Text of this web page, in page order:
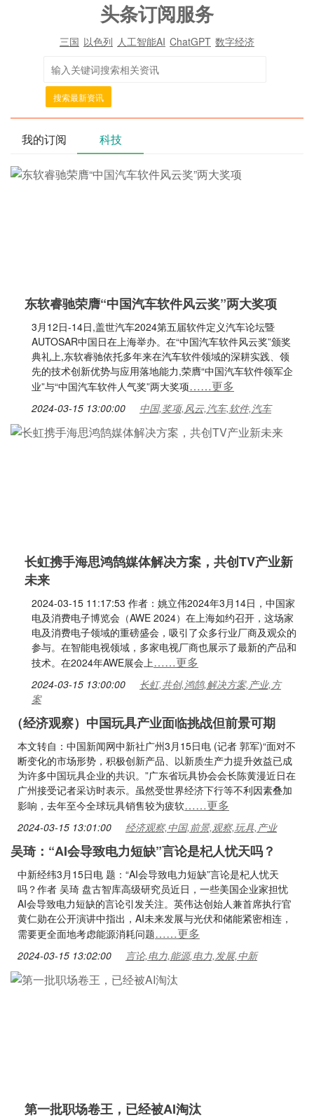
头条订阅服务
三国 以色列 人工智能AI ChatGPT 数字经济
搜索最新资讯
我的订阅 科技
东软睿驰荣膺“中国汽车软件风云奖”两大奖项
3月12日-14日,盖世汽车2024第五届软件定义汽车论坛暨
AUTOSAR中国日在上海举办。在“中国汽车软件风云奖”颁奖
典礼上,东软睿驰依托多年来在汽车软件领域的深耕实践、领
先的技术创新优势与应用落地能力,荣膺“中国汽车软件领军企
业”与“中国汽车软件人气奖”两大奖项……更多
2024-03-15 13:00:00 中国,奖项,风云,汽车,软件,汽车
长虹携手海思鸿鹄媒体解决方案，共创TV产业新
未来
2024-03-15 11:17:53 作者：姚立伟2024年3月14日，中国家
电及消费电子博览会（AWE 2024）在上海如约召开，这场家
电及消费电子领域的重磅盛会，吸引了众多行业厂商及观众的
参与。在智能电视领域，多家电视厂商也展示了最新的产品和
技术。在2024年AWE展会上……更多
2024-03-15 13:00:00
长虹,共创,鸿鹄,解决方案,产业,方
案
（经济观察）中国玩具产业面临挑战但前景可期
本文转自：中国新闻网中新社广州3月15日电 (记者 郭军)“面对不
断变化的市场形势，积极创新产品、以新质生产力提升效益已成
为许多中国玩具企业的共识。”广东省玩具协会会长陈黄漫近日在
广州接受记者采访时表示。虽然受世界经济下行等不利因素叠加
影响，去年至今全球玩具销售较为疲软……更多
2024-03-15 13:01:00 经济观察,中国,前景,观察,玩具,产业
吴琦：“AI会导致电力短缺”言论是杞人忧天吗？
中新经纬3月15日电 题：“AI会导致电力短缺”言论是杞人忧天
吗？作者 吴琦 盘古智库高级研究员近日，一些美国企业家担忧
AI会导致电力短缺的言论引发关注。英伟达创始人兼首席执行官
黄仁勋在公开演讲中指出，AI未来发展与光伏和储能紧密相连，
需要更全面地考虑能源消耗问题……更多
2024-03-15 13:02:00 言论,电力,能源,电力,发展,中新
第一批职场卷王，已经被AI淘汰